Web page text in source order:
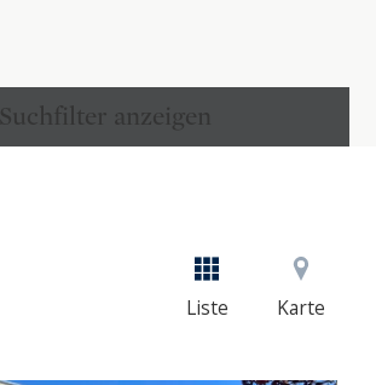
Suchfilter anzeigen
Liste Karte